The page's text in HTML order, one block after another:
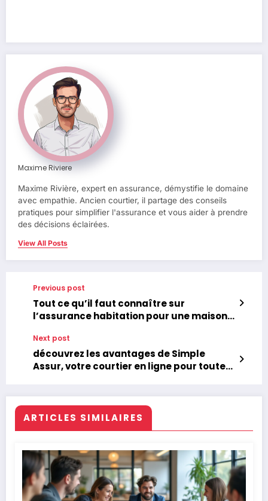
Maxime Riviere
Maxime Rivière, expert en assurance, démystifie le domaine
avec empathie. Ancien courtier, il partage des conseils
pratiques pour simplifier l'assurance et vous aider à prendre
des décisions éclairées.
View All Posts
Previous post
Tout ce qu’il faut connaître sur
l’assurance habitation pour une maison
Next post
découvrez les avantages de Simple
Assur, votre courtier en ligne pour toutes
ARTICLES SIMILAIRES